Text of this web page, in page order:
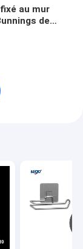
au mur
de